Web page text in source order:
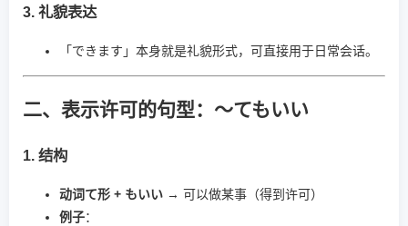
3. 礼貌表达
「できます」本身就是礼貌形式，可直接用于日常会话。
二、表示许可的句型：～てもいい
1. 结构
动词て形 + もいい → 可以做某事（得到许可）
例子：